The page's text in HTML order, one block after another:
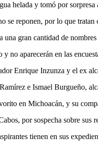
helada y tomó por
se reponen, por lo que
gran cantidad de
y no aparecerán en las
Enrique Inzunza y el ex
e Ismael Burgueño,
en Michoacán, y su
por sospecha sobre sus
tienen en sus